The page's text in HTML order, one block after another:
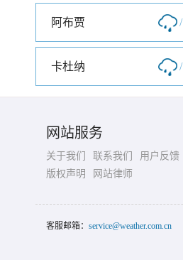
阿布贾 /
卡杜纳 /
网站服务
关于我们 联系我们
用户反馈
版权声明
网站律师
客服邮箱： service@weather.com.cn